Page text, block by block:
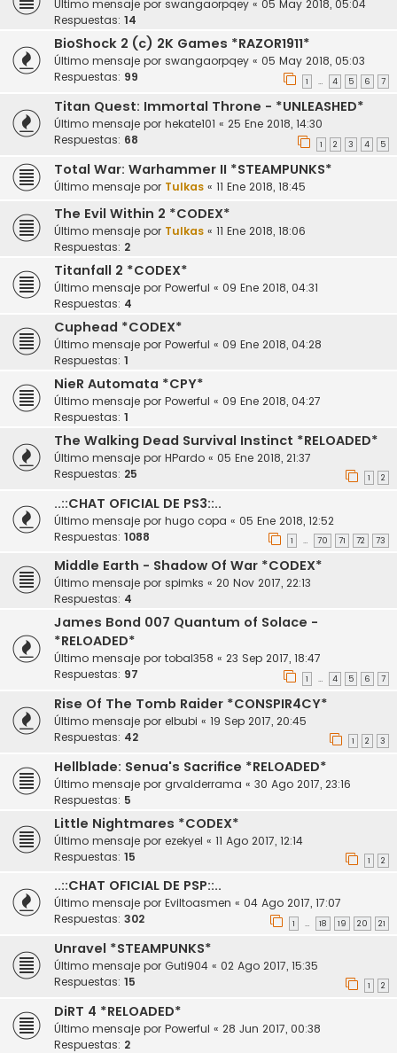
Último mensaje por swangaorpqey « 05 May 2018, 05:04
Respuestas: 14
BioShock 2 (c) 2K Games *RAZOR1911*
Último mensaje por swangaorpqey « 05 May 2018, 05:03
Respuestas: 99 1 … 4 5 6 7
Titan Quest: Immortal Throne - *UNLEASHED*
Último mensaje por hekate101 « 25 Ene 2018, 14:30
Respuestas: 68 1 2 3 4 5
Total War: Warhammer II *STEAMPUNKS*
Último mensaje por Tulkas « 11 Ene 2018, 18:45
The Evil Within 2 *CODEX*
Último mensaje por Tulkas « 11 Ene 2018, 18:06
Respuestas: 2
Titanfall 2 *CODEX*
Último mensaje por Powerful « 09 Ene 2018, 04:31
Respuestas: 4
Cuphead *CODEX*
Último mensaje por Powerful « 09 Ene 2018, 04:28
Respuestas: 1
NieR Automata *CPY*
Último mensaje por Powerful « 09 Ene 2018, 04:27
Respuestas: 1
The Walking Dead Survival Instinct *RELOADED*
Último mensaje por HPardo « 05 Ene 2018, 21:37
Respuestas: 25 1 2
..::CHAT OFICIAL DE PS3::..
Último mensaje por hugo copa « 05 Ene 2018, 12:52
Respuestas: 1088 1 … 70 71 72 73
Middle Earth - Shadow Of War *CODEX*
Último mensaje por spimks « 20 Nov 2017, 22:13
Respuestas: 4
James Bond 007 Quantum of Solace -
*RELOADED*
Último mensaje por tobal358 « 23 Sep 2017, 18:47
Respuestas: 97 1 … 4 5 6 7
Rise Of The Tomb Raider *CONSPIR4CY*
Último mensaje por elbubi « 19 Sep 2017, 20:45
Respuestas: 42 1 2 3
Hellblade: Senua's Sacrifice *RELOADED*
Último mensaje por grvalderrama « 30 Ago 2017, 23:16
Respuestas: 5
Little Nightmares *CODEX*
Último mensaje por ezekyel « 11 Ago 2017, 12:14
Respuestas: 15 1 2
..::CHAT OFICIAL DE PSP::..
Último mensaje por Eviltoasmen « 04 Ago 2017, 17:07
Respuestas: 302 1 … 18 19 20 21
Unravel *STEAMPUNKS*
Último mensaje por Guti904 « 02 Ago 2017, 15:35
Respuestas: 15 1 2
DiRT 4 *RELOADED*
Último mensaje por Powerful « 28 Jun 2017, 00:38
Respuestas: 2